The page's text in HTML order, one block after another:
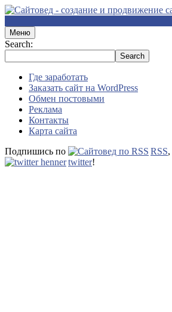
Меню
Search:
Где заработать
Заказать сайт на WordPress
Обмен постовыми
Реклама
Контакты
Карта сайта
Подпишись по
RSS,
twitter!